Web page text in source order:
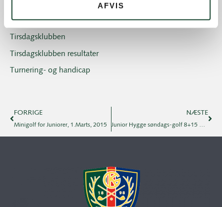
AFVIS
Sociale arrangementer
Tirsdagsklubben
Tirsdagsklubben resultater
Turnering- og handicap
FORRIGE
Minigolf for Juniorer, 1.Marts, 2015
NÆSTE
Junior Hygge søndags-golf 8+15 Marts